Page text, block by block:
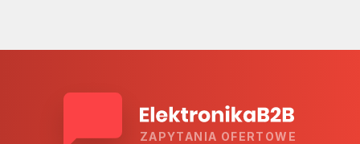
ZAPYTANIA OFERTOWE